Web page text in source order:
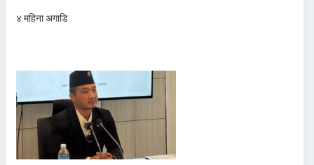
४ महिना अगाडि